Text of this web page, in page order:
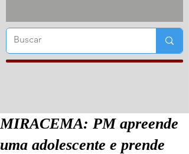
MIRACEMA: PM apreende
uma adolescente e prende